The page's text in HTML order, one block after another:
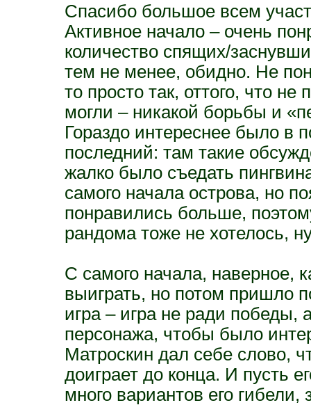
Спасибо большое всем
Активное начало – очень
количество спящих/
тем не менее, обидно. Не
то просто так, оттого, что
могли – никакой борьбы и
Гораздо интереснее было в
последний: там такие
жалко было съедать
самого начала острова, но
понравились больше,
рандома тоже не хотелось,
С самого начала, наверное,
выиграть, но потом пришло
игра – игра не ради победы,
персонажа, чтобы было
Матроскин дал себе слово,
доиграет до конца. И пусть
много вариантов его